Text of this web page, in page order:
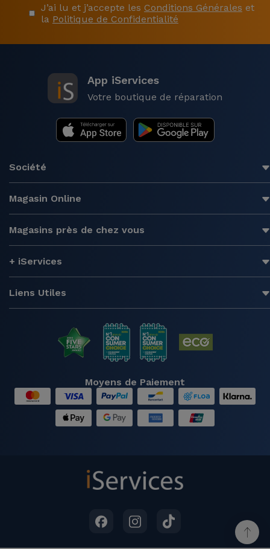
J’ai lu et j’accepte les Conditions Générales et
la Politique de Confidentialité
App iServices
Votre boutique de réparation
Société
Magasin Online
Magasins près de chez vous
+ iServices
Liens Utiles
Moyens de Paiement